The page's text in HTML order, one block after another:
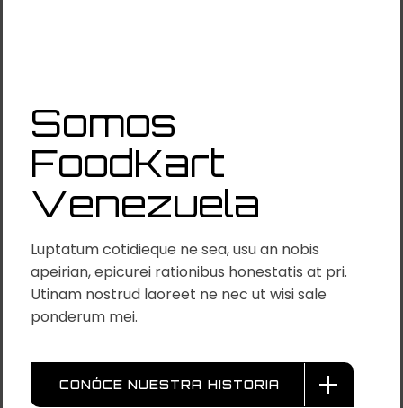
Somos
FoodKart
Venezuela
Luptatum cotidieque ne sea, usu an nobis
apeirian, epicurei rationibus honestatis at pri.
Utinam nostrud laoreet ne nec ut wisi sale
ponderum mei.
CONÓCE NUESTRA HISTORIA